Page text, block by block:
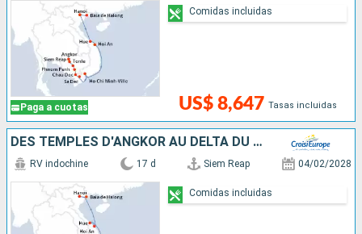
Paga a cuotas US$ 8,647 Tasas incluidas
Comidas incluidas
DES TEMPLES D'ANGKOR AU DELTA DU MÉKONG, LES VILLES IMPÉRIALES, HANOÏ ET LA BAIE D'ALONG
RV indochine 17 d Siem Reap 04/02/2028
Comidas incluidas